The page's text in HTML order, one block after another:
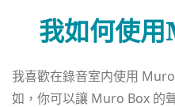
我如何使
我喜歡在錄音室内使用
如，你可以讓 Muro Box 的